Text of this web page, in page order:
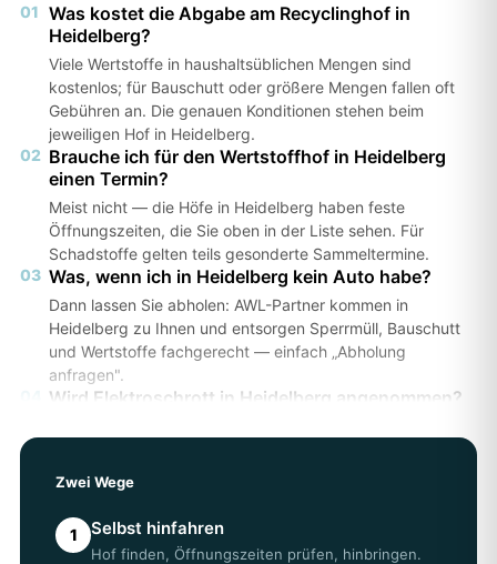
01 Was kostet die Abgabe am Recyclinghof in
Heidelberg?
Viele Wertstoffe in haushaltsüblichen Mengen sind
kostenlos; für Bauschutt oder größere Mengen fallen oft
Gebühren an. Die genauen Konditionen stehen beim
jeweiligen Hof in Heidelberg.
02 Brauche ich für den Wertstoffhof in Heidelberg
einen Termin?
Meist nicht — die Höfe in Heidelberg haben feste
Öffnungszeiten, die Sie oben in der Liste sehen. Für
Schadstoffe gelten teils gesonderte Sammeltermine.
03 Was, wenn ich in Heidelberg kein Auto habe?
Dann lassen Sie abholen: AWL-Partner kommen in
Heidelberg zu Ihnen und entsorgen Sperrmüll, Bauschutt
und Wertstoffe fachgerecht — einfach „Abholung
anfragen".
Wird Elektroschrott in Heidelberg angenommen?
direkt beim Hof.
Erhalte ich einen Entsorgungsnachweis?
Bei einer Abholung über AWL erhalten Sie einen
Entsorgungsnachweis — wichtig z. B. für Vermieter oder
Zwei Wege
1 Selbst hinfahren
Hof finden, Öffnungszeiten prüfen, hinbringen.